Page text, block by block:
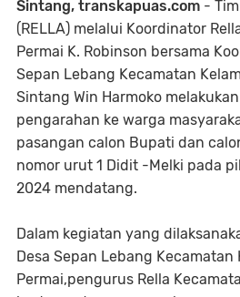
Sintang, transkapuas.com -
(RELLA) melalui Koordinator
Permai K. Robinson bersama
Sepan Lebang Kecamatan
Sintang Win Harmoko
pengarahan ke warga
pasangan calon Bupati dan
nomor urut 1 Didit -Melki pada
2024 mendatang.
Dalam kegiatan yang
Desa Sepan Lebang Kecamatan
Permai,pengurus Rella